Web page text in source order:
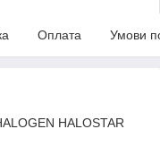
Оплата Умови
HALOSTAR